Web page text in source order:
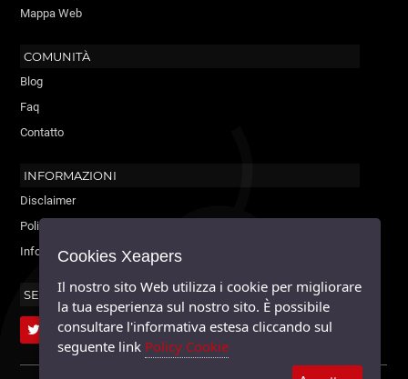
Mappa Web
COMUNITÀ
Blog
Faq
Contatto
INFORMAZIONI
Disclaimer
Policy Cookie
Informativa sulla privacy
SEGUICI
Cookies Xeapers
Il nostro sito Web utilizza i cookie per migliorare
la tua esperienza sul nostro sito. È possibile
consultare l'informativa estesa cliccando sul
seguente link Policy Cookie